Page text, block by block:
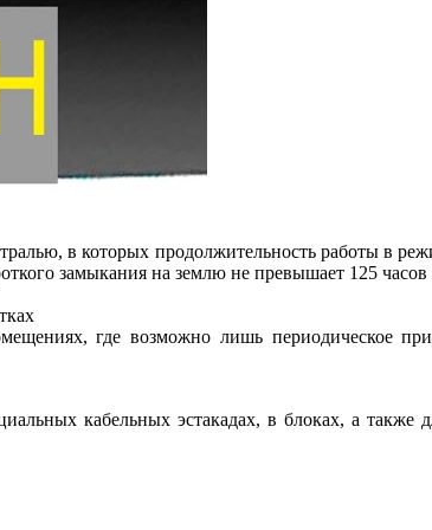
в которых продолжительность работы в
замыкания на землю не превышает 125 часов
где возможно лишь периодическое
кабельных эстакадах, в блоках, а также